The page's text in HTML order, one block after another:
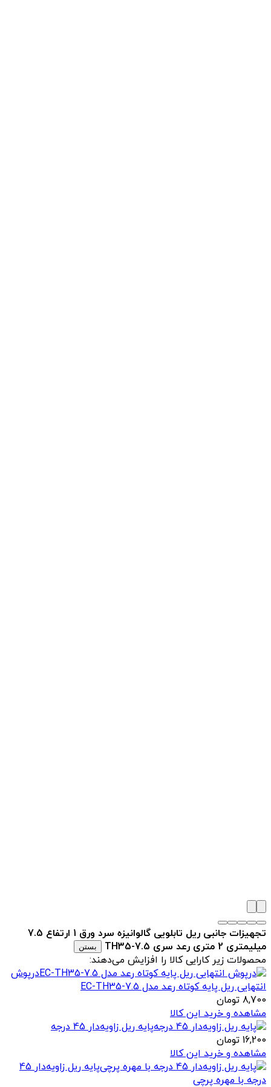
تجهیزات جانبی ریل تابلویی گالوانیزه سرد ورق 1 ارتفاع 7.5
میلیمتری 2 متری رعد سری TH35-7.5
بستن
محصولات زیر کارایی کالا را افزایش می‌دهند:
درپوش
انتهایی ریل پایه کوتاه رعد مدل EC-TH35-7.5
8,700 تومان
مشاهده و خرید این کالا
پایه ریل زاویه‌دار 45 درجه
16,200 تومان
مشاهده و خرید این کالا
پایه ریل زاویه‌دار 45
درجه با مهره پرچی